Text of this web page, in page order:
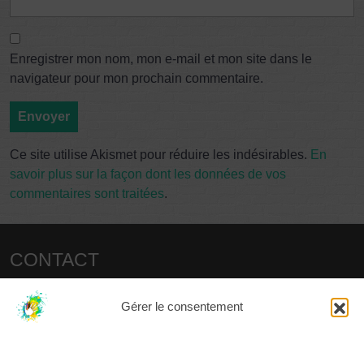
Gérer le consentement
Enregistrer mon nom, mon e-mail et mon site dans le
navigateur pour mon prochain commentaire.
Ce site utilise Akismet pour réduire les indésirables. En
savoir plus sur la façon dont les données de vos
commentaires sont traitées.
CONTACT
LES COLLOQUES